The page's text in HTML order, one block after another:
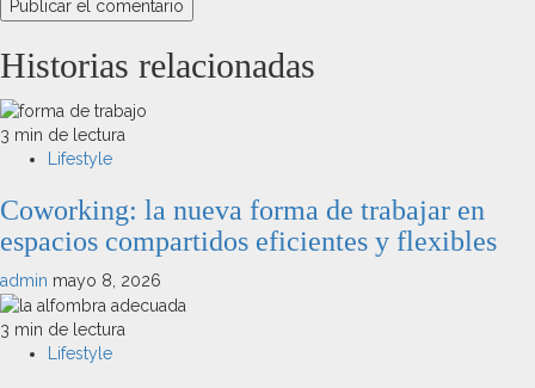
Historias relacionadas
3 min de lectura
Lifestyle
Coworking: la nueva forma de trabajar en
espacios compartidos eficientes y flexibles
admin mayo 8, 2026
3 min de lectura
Lifestyle